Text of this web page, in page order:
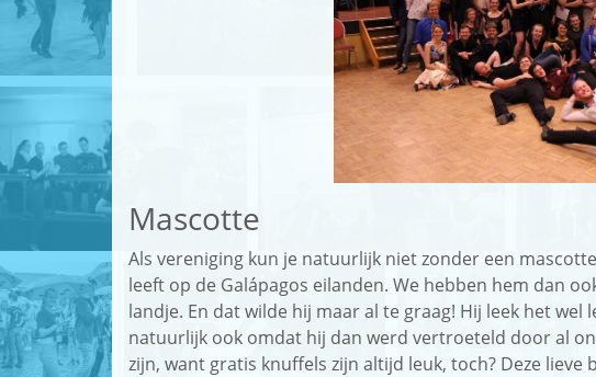
Mascotte
Als vereniging kun je natuurlijk niet zonder een
leeft op de Galápagos eilanden. We hebben hem dan
landje. En dat wilde hij maar al te graag! Hij leek het
natuurlijk ook omdat hij dan werd vertroeteld door al
zijn, want gratis knuffels zijn altijd leuk, toch? Deze